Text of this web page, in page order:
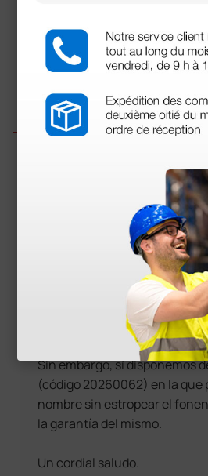
PREGUNTAS/RESPUESTAS
Se puede marcar poner
- 20/10/2025
No disponemos del servicio
(grabado) del fonendoscopio.
Sin embargo, sí disponemos
(código 20260062) en la que
nombre sin estropear el
la garantía del mismo.
Un cordial saludo.